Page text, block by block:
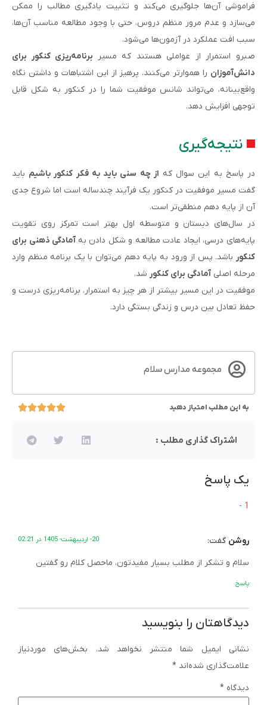
فراموشی آن‌ها جلوگیری می‌کند و تثبیت یادگیری مطالب را ممکن
می‌سازد و عدم مرور منظم دروس، حتی با وجود مطالعه مناسب آن‌ها،
سبب افت عملکرد در آزمون‌ها می‌شود.
صبرو استمرار از عواملی هستند که مسیر برنامه‌ریزی کنکور برای
دانش‌آموزان را هموارتر می‌کنند. پرهیز از این اشتباهات و داشتن نگاه
واقع‌بینانه، می‌تواند شانس موفقیت شما را در کنکور به شکل قابل
توجهی افزایش دهد.
نتیجه‌گیری
در پاسخ به این سوال که از چه سنی باید به فکر کنکور باشیم باید
گفت مسیر موفقیت در کنکور یک فرآیند چندساله است اما شروع جدی
آن از پایه دهم منطقی‌تر است.
در سال‌های دبستان و متوسطه اول بهتر است تمرکز روی تقویت
پایه‌های درسی، ایجاد عادت مطالعه و شکل دادن به آمادگی ذهنی برای
کنکور باشد. پس از ورود به پایه دهم می‌توان با یک برنامه منظم وارد
مرحله اصلی آمادگی برای کنکور شد.
موفقیت در این مسیر بیشتر از هر چیز به استمرار، برنامه‌ریزی درست و
حفظ تعادل بین درس و زندگی بستگی دارد.
مجموعه مدارس سلام
به این مطلب امتیاز دهید
اشتراک گذاری مطلب :
یک پاسخ
روشن گفت: 20- اردیبهشت- 1405 در 02:21
سلام و تشکر از مطلب بسیار مفیدتون، ماحصل کلام رو گفتین
پاسخ
دیدگاهتان را بنویسید
نشانی ایمیل شما منتشر نخواهد شد.
بخش‌های موردنیاز
علامت‌گذاری شده‌اند *
دیدگاه *